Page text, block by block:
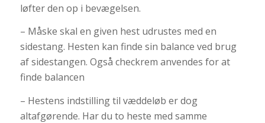
løfter den op i bevægelsen.
– Måske skal en given hest udrustes med en
sidestang. Hesten kan finde sin balance ved brug
af sidestangen. Også checkrem anvendes for at
finde balancen
– Hestens indstilling til væddeløb er dog
altafgørende. Har du to heste med samme